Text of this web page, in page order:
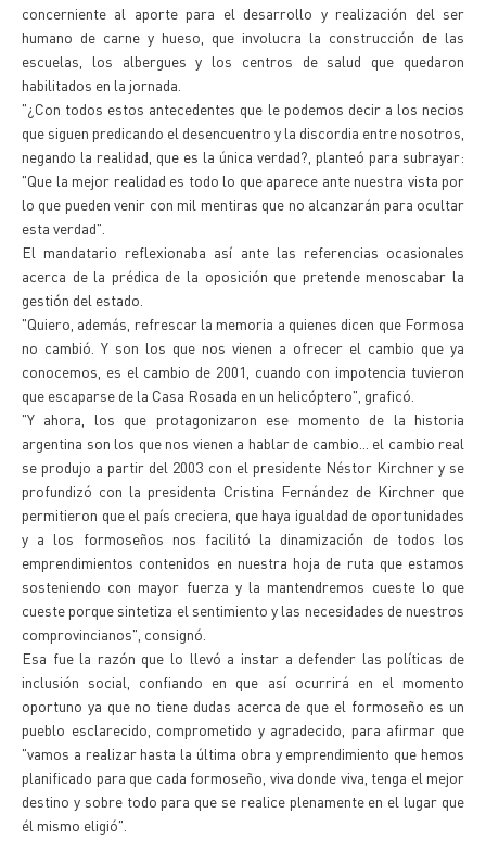
concerniente al aporte para el desarrollo y realización del ser
humano de carne y hueso, que involucra la construcción de las
escuelas, los albergues y los centros de salud que quedaron
habilitados en la jornada.
"¿Con todos estos antecedentes que le podemos decir a los necios
que siguen predicando el desencuentro y la discordia entre nosotros,
negando la realidad, que es la única verdad?, planteó para subrayar:
"Que la mejor realidad es todo lo que aparece ante nuestra vista por
lo que pueden venir con mil mentiras que no alcanzarán para ocultar
esta verdad".
El mandatario reflexionaba así ante las referencias ocasionales
acerca de la prédica de la oposición que pretende menoscabar la
gestión del estado.
"Quiero, además, refrescar la memoria a quienes dicen que Formosa
no cambió. Y son los que nos vienen a ofrecer el cambio que ya
conocemos, es el cambio de 2001, cuando con impotencia tuvieron
que escaparse de la Casa Rosada en un helicóptero", graficó.
"Y ahora, los que protagonizaron ese momento de la historia
argentina son los que nos vienen a hablar de cambio... el cambio real
se produjo a partir del 2003 con el presidente Néstor Kirchner y se
profundizó con la presidenta Cristina Fernández de Kirchner que
permitieron que el país creciera, que haya igualdad de oportunidades
y a los formoseños nos facilitó la dinamización de todos los
emprendimientos contenidos en nuestra hoja de ruta que estamos
sosteniendo con mayor fuerza y la mantendremos cueste lo que
cueste porque sintetiza el sentimiento y las necesidades de nuestros
comprovincianos", consignó.
Esa fue la razón que lo llevó a instar a defender las políticas de
inclusión social, confiando en que así ocurrirá en el momento
oportuno ya que no tiene dudas acerca de que el formoseño es un
pueblo esclarecido, comprometido y agradecido, para afirmar que
"vamos a realizar hasta la última obra y emprendimiento que hemos
planificado para que cada formoseño, viva donde viva, tenga el mejor
destino y sobre todo para que se realice plenamente en el lugar que
él mismo eligió".